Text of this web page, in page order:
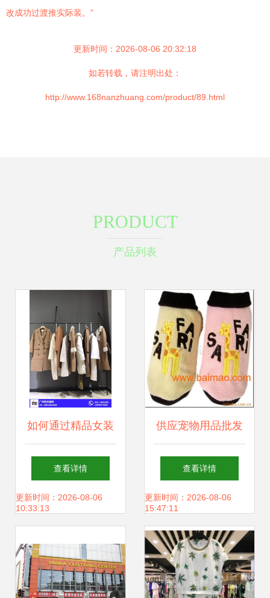
改成功过渡推实际装。”
更新时间：2026-08-06 20:32:18
如若转载，请注明出处：
http://www.168nanzhuang.com/product/89.html
PRODUCT
产品列表
如何通过精品女装
与品牌尾货批发实
现利润最大化？逐
题
查看详情
更新时间：2026-08-06
10:33:13
供应宠物用品批发
代理厂家直销可来
样订做批发–供应
宠物用品批发代理
厂家直销可来样订
查看详情
更新时间：2026-08-06
15:47:11